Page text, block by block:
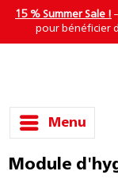
15 % Summer Sale !
pour bénéficier
Menu
Module